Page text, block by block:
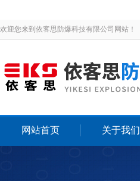
欢迎您来到依客思防爆科技有限公司网站！
网站首页 关于我们